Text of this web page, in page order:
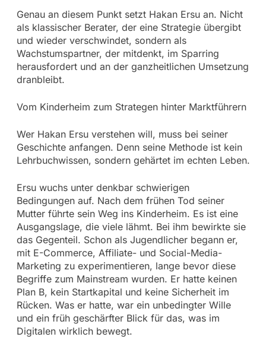
Genau an diesem Punkt setzt Hakan Ersu an. Nicht
als klassischer Berater, der eine Strategie übergibt
und wieder verschwindet, sondern als
Wachstumspartner, der mitdenkt, im Sparring
herausfordert und an der ganzheitlichen Umsetzung
dranbleibt.
Vom Kinderheim zum Strategen hinter Marktführern
Wer Hakan Ersu verstehen will, muss bei seiner
Geschichte anfangen. Denn seine Methode ist kein
Lehrbuchwissen, sondern gehärtet im echten Leben.
Ersu wuchs unter denkbar schwierigen
Bedingungen auf. Nach dem frühen Tod seiner
Mutter führte sein Weg ins Kinderheim. Es ist eine
Ausgangslage, die viele lähmt. Bei ihm bewirkte sie
das Gegenteil. Schon als Jugendlicher begann er,
mit E-Commerce, Affiliate- und Social-Media-
Marketing zu experimentieren, lange bevor diese
Begriffe zum Mainstream wurden. Er hatte keinen
Plan B, kein Startkapital und keine Sicherheit im
Rücken. Was er hatte, war ein unbedingter Wille
und ein früh geschärfter Blick für das, was im
Digitalen wirklich bewegt.